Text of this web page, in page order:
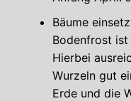
Bäume
Bodenfrost ist
Hierbei
Wurzeln gut
Erde und die